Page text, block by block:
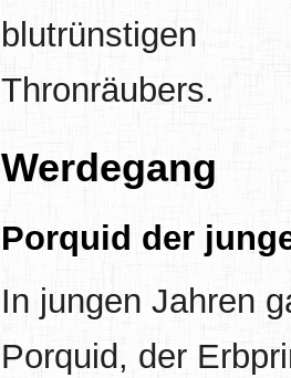
blutrünstigen
Thronräubers.
Werdegang
Porquid der
In jungen Jahren
Porquid, der